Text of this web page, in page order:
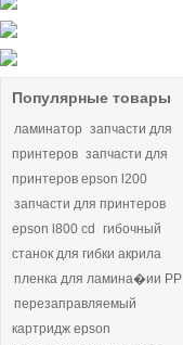
Популярные товары
ламинатор запчасти для
принтеров запчасти для
принтеров epson l200
запчасти для принтеров
epson l800 cd
гибочный
станок для гибки акрила
пленка для ламина�ии РР
перезаправляемый
картридж epson